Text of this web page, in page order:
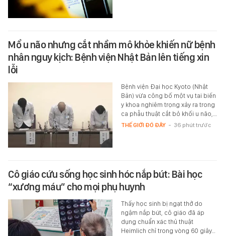
Mổ u não nhưng cắt nhầm mô khỏe khiến nữ bệnh
nhân nguy kịch: Bệnh viện Nhật Bản lên tiếng xin
lỗi
Bệnh viện Đại học Kyoto (Nhật
Bản) vừa công bố một vụ tai biến
y khoa nghiêm trọng xảy ra trong
ca phẫu thuật cắt bỏ khối u não,…
THẾ GIỚI ĐÓ ĐÂY - 36 phút trước
Cô giáo cứu sống học sinh hóc nắp bút: Bài học
“xương máu” cho mọi phụ huynh
Thấy học sinh bị ngạt thở do
ngậm nắp bút, cô giáo đã áp
dụng chuẩn xác thủ thuật
Heimlich chỉ trong vòng 60 giây…